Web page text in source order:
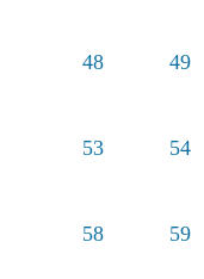
48 49
53 54
58 59